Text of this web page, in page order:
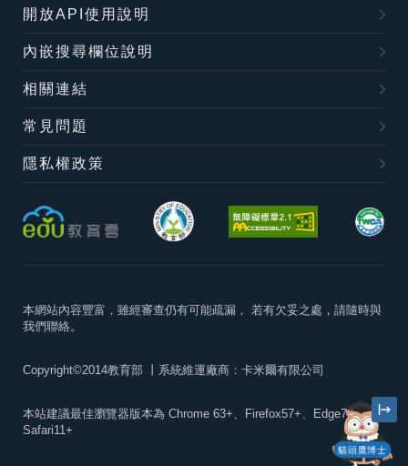
貓頭鷹博士
開放API使用說明
內嵌搜尋欄位說明
相關連結
常見問題
隱私權政策
本網站內容豐富，雖經審查仍有可能疏漏， 若有欠妥之處，請隨時與
我們聯絡。
Copyright©2014教育部 丨系統維運廠商：卡米爾有限公司
本站建議最佳瀏覽器版本為 Chrome 63+、Firefox57+、Edge79+及
Safari11+